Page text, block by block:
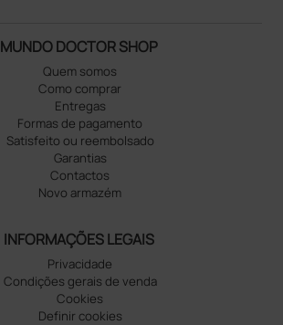
MUNDO DOCTOR SHOP
Quem somos
Como comprar
Entregas
Formas de pagamento
Satisfeito ou reembolsado
Garantias
Contactos
Novo armazém
INFORMAÇÕES LEGAIS
Privacidade
Condições gerais de venda
Cookies
Definir cookies